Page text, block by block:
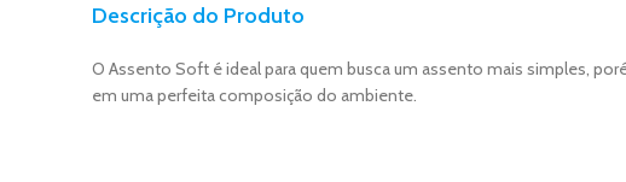
Descrição do Produto
O Assento Soft é ideal para quem busca um assento mais simples,
em uma perfeita composição do ambiente.